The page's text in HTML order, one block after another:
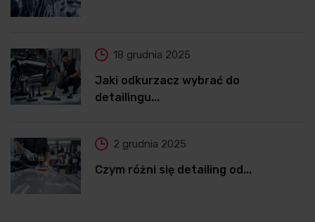
18 grudnia 2025
Jaki odkurzacz wybrać do
detailingu...
2 grudnia 2025
Czym różni się detailing od...